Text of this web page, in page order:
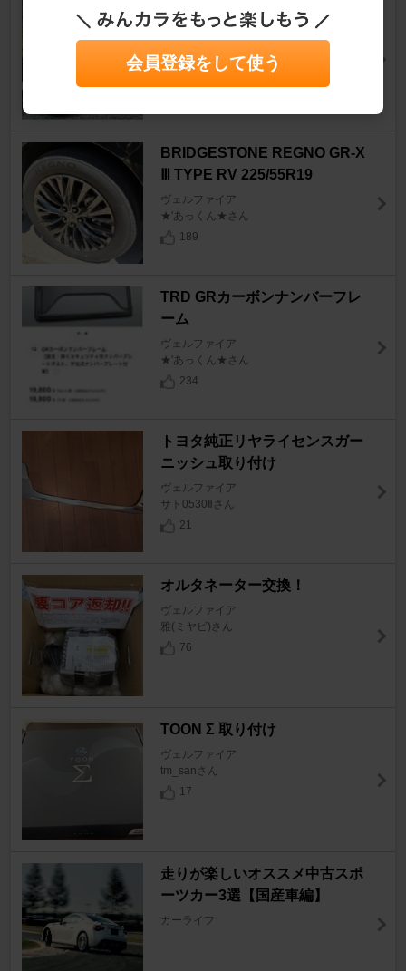
TRD レクサスLS Fスポーツ 純
正
ヴェルファイア
まー@VJA300さん
BRIDGESTONE REGNO GR-X
Ⅲ TYPE RV 225/55R19
ヴェルファイア
★'あっくん★さん
189
TRD GRカーボンナンバーフレ
ーム
ヴェルファイア
★'あっくん★さん
234
トヨタ純正リヤライセンスガー
ニッシュ取り付け
ヴェルファイア
サト0530Ⅱさん
21
オルタネーター交換！
ヴェルファイア
雅(ミヤビ)さん
76
TOON Σ 取り付け
ヴェルファイア
tm_sanさん
17
走りが楽しいオススメ中古スポ
ーツカー3選【国産車編】
カーライフ
会員登録をして使う